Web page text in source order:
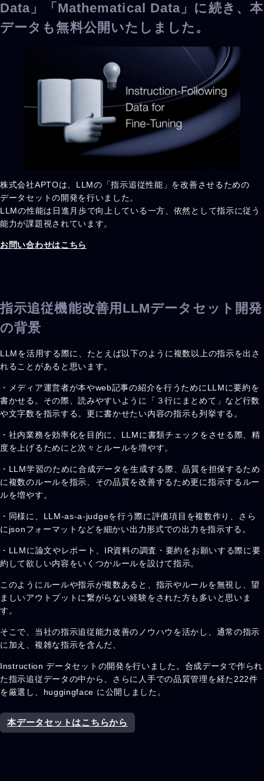
Data」「Mathematical Data」に続き、本
データも無料公開いたしました。
株式会社APTOは、LLMの「指示追従性能」を改善させるための
データセットの開発を行いました。
LLMの性能は日進月歩で向上している一方、依然として指示に従う
能力が課題視されています。
お問い合わせはこちら
指示追従機能改善用LLMデータセット開発
の背景
LLMを活用する際に、たとえば以下のように複数以上の指示を出さ
れることがあると思います。
・メディア運営者が本やweb記事の紹介を行うためにLLMに要約を
書かせる。その際、読みやすいように「３行にまとめて」など行数
や文字数を指示する。更に書かせたい内容の指示も列挙する。
・社内業務を効率化を目的に、LLMに書類チェックをさせる際、精
度を上げるためにと次々とルールを増やす。
・LLM学習のために合成データを生成する際、品質を担保するため
に複数のルールを指示、その品質を改善するため更に指示するルー
ルを増やす。
・同様に、LLM-as-a-judgeを行う際に評価項目を複数作り、さら
にjsonフォーマットなどを細かい出力形式での出力を指示する。
・LLMに論文やレポート、IR資料の調査・要約をお願いする際に要
約して欲しい内容をいくつかルールを設けて指示。
このようにルールや指示が複数あると、指示やルールを無視し、望
ましいアウトプットに繋がらない経験をされた方も多いと思いま
す。
そこで、当社の指示追従能力改善のノウハウを活かし、通常の指示
に加え、複雑な指示を含んだ、
Instruction データセットの開発を行いました。合成データで作られ
た指示追従データの中から、さらに人手での品質管理を経た222件
を厳選し、huggingface に公開しました。
本データセットはこちらから